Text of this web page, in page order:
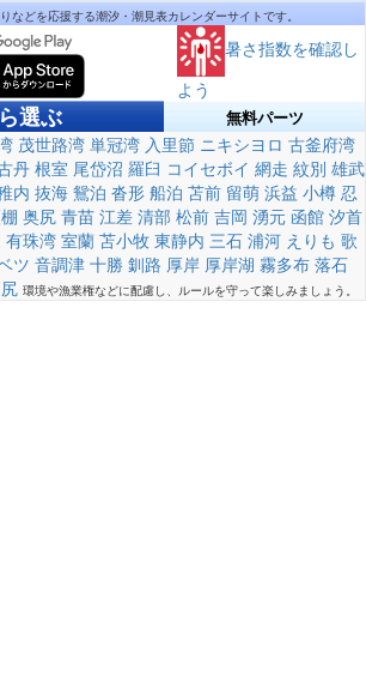
などを応援する潮汐・潮見表カレンダーサイトです。
暑さ指数を確認し
よう
選ぶ 無料パーツ
茂世路湾 単冠湾 入里節 ニキシヨロ 古釜府湾
丹 根室 尾岱沼 羅臼 コイセボイ 網走 紋別 雄武
内 抜海 鴛泊 沓形 船泊 苫前 留萌 浜益 小樽 忍
奥尻 青苗 江差 清部 松前 吉岡 湧元 函館 汐首
有珠湾 室蘭 苫小牧 東静内 三石 浦河 えりも 歌
ツ 音調津 十勝 釧路 厚岸 厚岸湖 霧多布 落石
環境や漁業権などに配慮し、ルールを守って楽しみましょう。